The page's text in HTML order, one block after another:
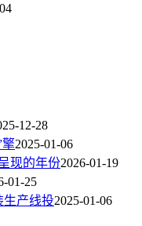
12-28
擎2025-01-06
现的年份2026-01-19
01-25
生产线投2025-01-06